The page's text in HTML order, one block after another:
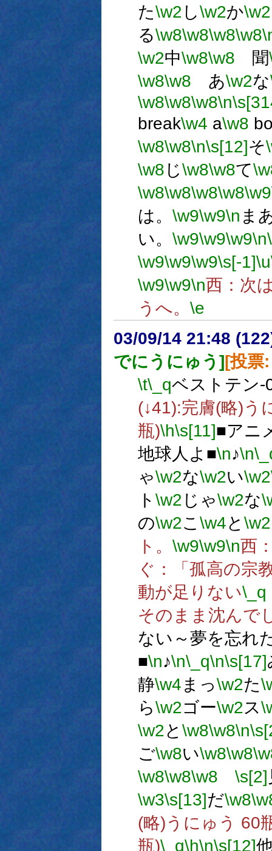
た\w2 し\w2か\w2
る\w8\w8\w8\w8
\w2中\w8\w8 聞
\w8\w8 あ\w2な
\w8\w8\w8\n
break\w4 a\w8
\w8\w8\n\s[12]そ
\w8 じ\w8\w8て
\w8\w8\w8\w8\w9
は。 \w9\w9\n ま
い。 \w9\w9\w9\n
\w9\w9\w9\s[-1]\u
\w9\w9\n西：次
うへ。 \e
03/09/14 21:48
でにうにゅう][投票
\t\_qベストテン-
(↓41):完膚(略)
瓶)\h\s[11]■アニ
地球人よ■\n♪\n
ゃ\w2な\w2い\w2
ト \w2 じゃ\w2な
の\w2こ\w4と \w2
ト。 \w9\w9\n西
ぐ：「孤高の宗
動が足りない\_q
そのまま沈んで
ない～夢を忘れ
■\n♪\n\_q\n\s[17]
静\w4まっ\w2た
ら\w2ゴー\w2ス
\w2と \w8\w8\n
ご\w8い\w8\w8
\w8\w8\w8 \s[2]
\w3\s[13]だ\w8
(略)うにゅう 60
瓶)\_q\h\n\s[12]